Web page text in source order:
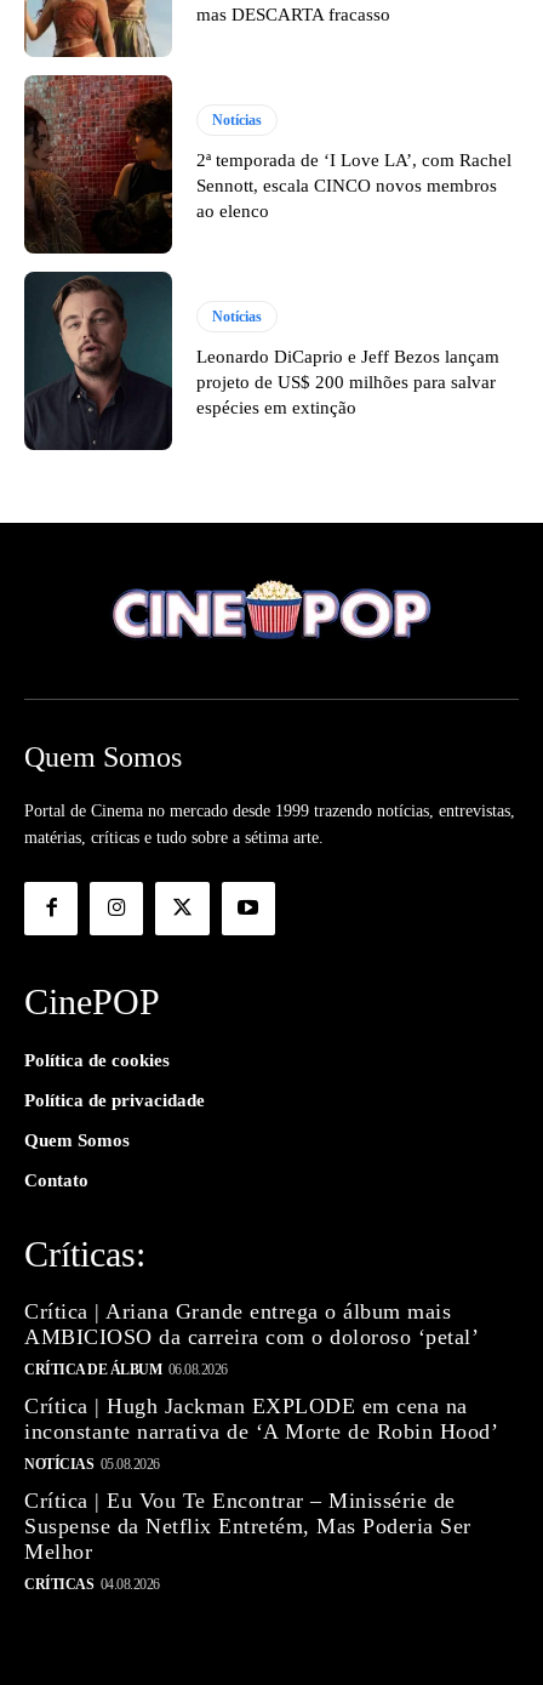
mas DESCARTA fracasso
Notícias
2ª temporada de ‘I Love LA’, com Rachel
Sennott, escala CINCO novos membros
ao elenco
Notícias
Leonardo DiCaprio e Jeff Bezos lançam
projeto de US$ 200 milhões para salvar
espécies em extinção
Quem Somos
Portal de Cinema no mercado desde 1999 trazendo notícias, entrevistas,
matérias, críticas e tudo sobre a sétima arte.
CinePOP
Política de cookies
Política de privacidade
Quem Somos
Contato
Críticas:
Crítica | Ariana Grande entrega o álbum mais
AMBICIOSO da carreira com o doloroso ‘petal’
CRÍTICA DE ÁLBUM 06.08.2026
Crítica | Hugh Jackman EXPLODE em cena na
inconstante narrativa de ‘A Morte de Robin Hood’
NOTÍCIAS 05.08.2026
Crítica | Eu Vou Te Encontrar – Minissérie de
Suspense da Netflix Entretém, Mas Poderia Ser
Melhor
CRÍTICAS 04.08.2026